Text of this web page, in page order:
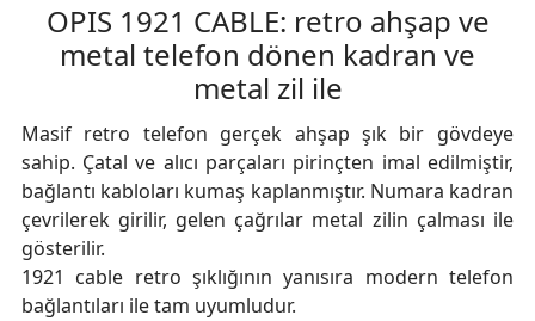
OPIS 1921 CABLE: retro ahşap ve
metal telefon dönen kadran ve
metal zil ile
Masif retro telefon gerçek ahşap şık bir gövdeye
sahip. Çatal ve alıcı parçaları pirinçten imal edilmiştir,
bağlantı kabloları kumaş kaplanmıştır. Numara kadran
çevrilerek girilir, gelen çağrılar metal zilin çalması ile
gösterilir.
1921 cable retro şıklığının yanısıra modern telefon
bağlantıları ile tam uyumludur.